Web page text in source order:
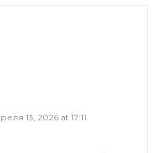
13, 2026 at 17:11